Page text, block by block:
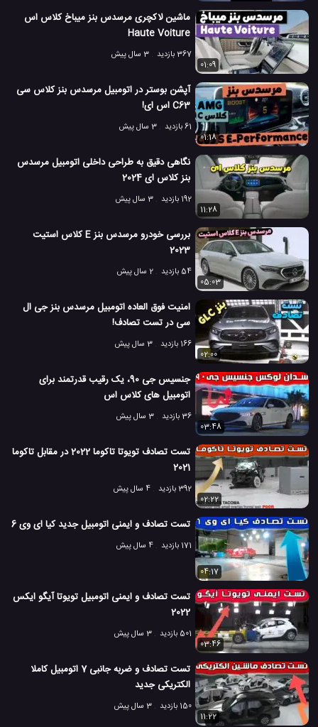
ماشین لاکچری مرسدس بنز میباخ کلاس اس
Haute Voiture
367 بازدید
3 سال پیش
01:09
آپشن بوستر در اتومبیل مرسدس بنز کلاس سی
C63 اس ای!
61 بازدید
3 سال پیش
01:18
نگاهی دقیق به طراحی داخلی اتومبیل مرسدس
بنز کلاس ای 2024
192 بازدید
3 سال پیش
11:28
بررسی خودرو مرسدس بنز E کلاس استیت
2023
54 بازدید
2 سال پیش
05:03
امنیت فوق العاده اتومبیل مرسدس بنز جی ال
سی در تست تصادف!
166 بازدید
3 سال پیش
02:00
جنسیس جی 90، یک رقیب قدرتمند برای
اتومبیل های کلاس اس
36 بازدید
3 سال پیش
03:48
تست تصادف تویوتا تاکوما 2022 در مقابل تاکوما
2021
392 بازدید
4 سال پیش
02:22
تست تصادف و ایمنی اتومبیل جدید کیا ای وی 6
171 بازدید 4 سال پیش
04:17
تست تصادف و ایمنی اتومبیل تویوتا آیگو ایکس
2022
501 بازدید
3 سال پیش
03:46
تست تصادف و ضربه جانبی 7 اتومبیل کاملا
الکتریکی جدید
150 بازدید
3 سال پیش
11:22